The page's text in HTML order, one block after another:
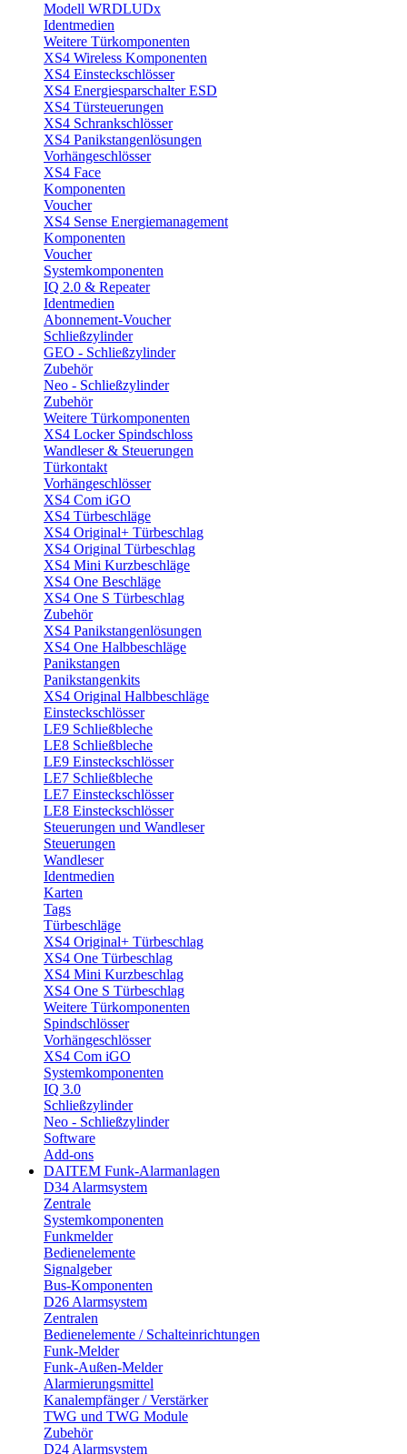
Modell WRDLUDx
Identmedien
Weitere Türkomponenten
XS4 Wireless Komponenten
XS4 Einsteckschlösser
XS4 Energiesparschalter ESD
XS4 Türsteuerungen
XS4 Schrankschlösser
XS4 Panikstangenlösungen
Vorhängeschlösser
XS4 Face
Komponenten
Voucher
XS4 Sense Energiemanagement
Komponenten
Voucher
Systemkomponenten
IQ 2.0 & Repeater
Identmedien
Abonnement-Voucher
Schließzylinder
GEO - Schließzylinder
Zubehör
Neo - Schließzylinder
Zubehör
Weitere Türkomponenten
XS4 Locker Spindschloss
Wandleser & Steuerungen
Türkontakt
Vorhängeschlösser
XS4 Com iGO
XS4 Türbeschläge
XS4 Original+ Türbeschlag
XS4 Original Türbeschlag
XS4 Mini Kurzbeschläge
XS4 One Beschläge
XS4 One S Türbeschlag
Zubehör
XS4 Panikstangenlösungen
XS4 One Halbbeschläge
Panikstangen
Panikstangenkits
XS4 Original Halbbeschläge
Einsteckschlösser
LE9 Schließbleche
LE8 Schließbleche
LE9 Einsteckschlösser
LE7 Schließbleche
LE7 Einsteckschlösser
LE8 Einsteckschlösser
Steuerungen und Wandleser
Steuerungen
Wandleser
Identmedien
Karten
Tags
Türbeschläge
XS4 Original+ Türbeschlag
XS4 One Türbeschlag
XS4 Mini Kurzbeschlag
XS4 One S Türbeschlag
Weitere Türkomponenten
Spindschlösser
Vorhängeschlösser
XS4 Com iGO
Systemkomponenten
IQ 3.0
Schließzylinder
Neo - Schließzylinder
Software
Add-ons
DAITEM Funk-Alarmanlagen
D34 Alarmsystem
Zentrale
Systemkomponenten
Funkmelder
Bedienelemente
Signalgeber
Bus-Komponenten
D26 Alarmsystem
Zentralen
Bedienelemente / Schalteinrichtungen
Funk-Melder
Funk-Außen-Melder
Alarmierungsmittel
Kanalempfänger / Verstärker
TWG und TWG Module
Zubehör
D24 Alarmsystem